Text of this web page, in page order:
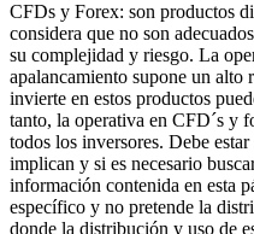
CFDs y Forex: son productos
considera que no son
su complejidad y riesgo. La
apalancamiento supone un alto
invierte en estos productos
tanto, la operativa en CFD´s y
todos los inversores. Debe
implican y si es necesario
información contenida en esta
específico y no pretende la
donde la distribución y uso de